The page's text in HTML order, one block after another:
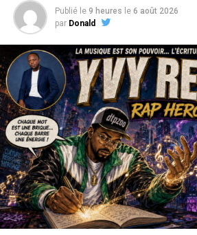
Publié le 9 heures le 6 août 2026
par Donald